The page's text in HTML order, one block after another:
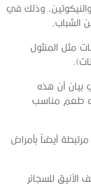
وذلك في
الشباب.
مثل المنثول
بيان أن هذه
طعم مناسب
أيضاً بأمراض
الأنيق للسجائر